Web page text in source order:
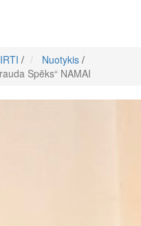
/ Nuotykis /
Spēks“ NAMAI